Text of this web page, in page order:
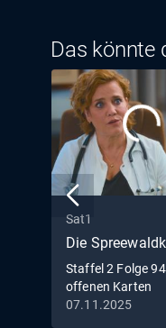
Das könnte
Sat1
Die
Staffel 2 Folge
offenen Karten
07.11.2025